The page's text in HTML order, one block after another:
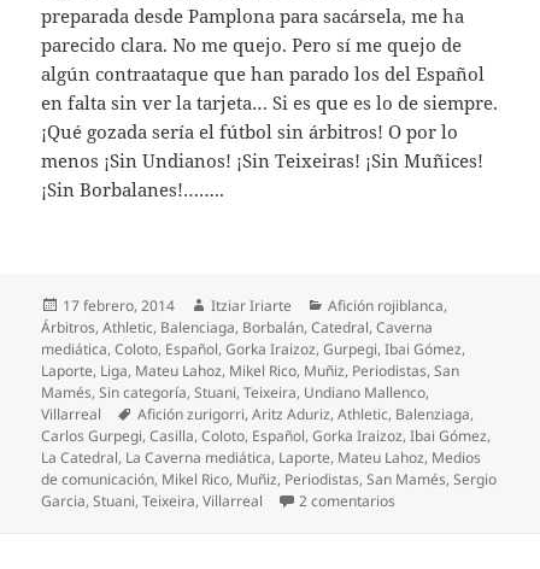
preparada desde Pamplona para sacársela, me ha
parecido clara. No me quejo. Pero sí me quejo de
algún contraataque que han parado los del Español
en falta sin ver la tarjeta… Si es que es lo de siempre.
¡Qué gozada sería el fútbol sin árbitros! O por lo
menos ¡Sin Undianos! ¡Sin Teixeiras! ¡Sin Muñices!
¡Sin Borbalanes!……..
Publicado
el
17 febrero, 2014 Autor
Itziar Iriarte Categorías
Afición rojiblanca,
Árbitros,Athletic, Balenciaga, Borbalán,Catedral,Caverna
mediática,Coloto, Español,Gorka Iraizoz,Gurpegi,Ibai Gómez,
Laporte, Liga, Mateu Lahoz, Mikel Rico, Muñiz, Periodistas,San
Mamés,Sin categoría,Stuani,Teixeira, Undiano Mallenco,
Villarreal
Etiquetas
Afición zurigorri,Aritz Aduriz,Athletic, Balenziaga,
Carlos Gurpegi,Casilla,Coloto, Español,Gorka Iraizoz,Ibai Gómez,
La Catedral, La Caverna mediática, Laporte, Mateu Lahoz, Medios
de comunicación, Mikel Rico, Muñiz, Periodistas,San Mamés,Sergio
Garcia,Stuani,Teixeira,Villarreal 2 comentarios